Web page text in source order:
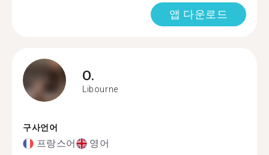
앱 다운로드
O.
Libourne
구사언어
프랑스어 영어